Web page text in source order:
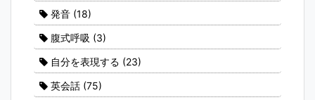
発音 (18)
腹式呼吸 (3)
自分を表現する (23)
英会話 (75)